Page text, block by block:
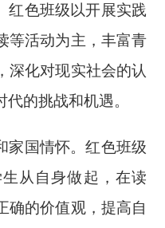
红色班级以开展实践
等活动为主，丰富青
深化对现实社会的认
代的挑战和机遇。
家国情怀。红色班级
从自身做起，在读
确的价值观，提高自